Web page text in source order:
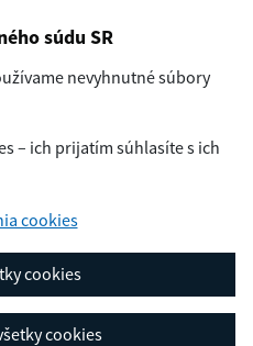
súdu SR
nevyhnutné súbory
– ich prijatím súhlasíte s ich
cookies
cookies
cookies